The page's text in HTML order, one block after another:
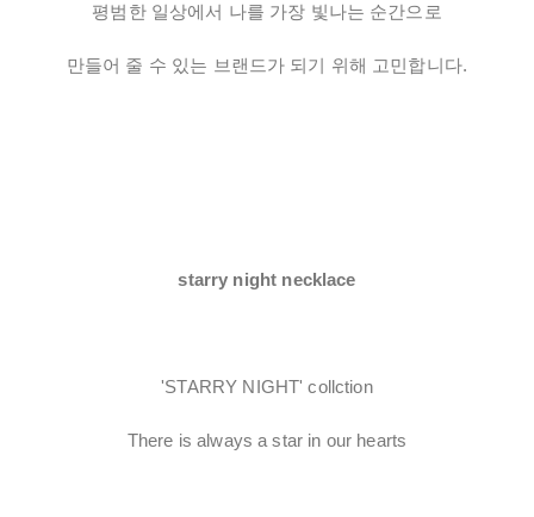
평범한 일상에서 나를 가장 빛나는 순간으로
만들어 줄 수 있는 브랜드가 되기 위해 고민합니다.
starry night necklace
'STARRY NIGHT' collction
There is always a star in our hearts